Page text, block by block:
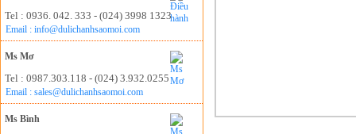
Tel : 0936. 042. 333 - (024) 3998 1323
Email : info@dulichanhsaomoi.com
Ms Mơ
Tel : 0987.303.118 - (024) 3.932.0255
Email : sales@dulichanhsaomoi.com
Ms Bình